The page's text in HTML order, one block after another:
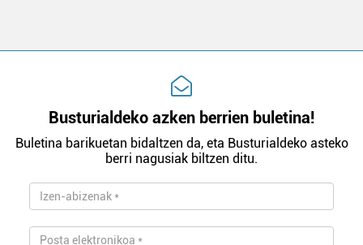
Busturialdeko azken berrien buletina!
Buletina barikuetan bidaltzen da, eta Busturialdeko asteko
berri nagusiak biltzen ditu.